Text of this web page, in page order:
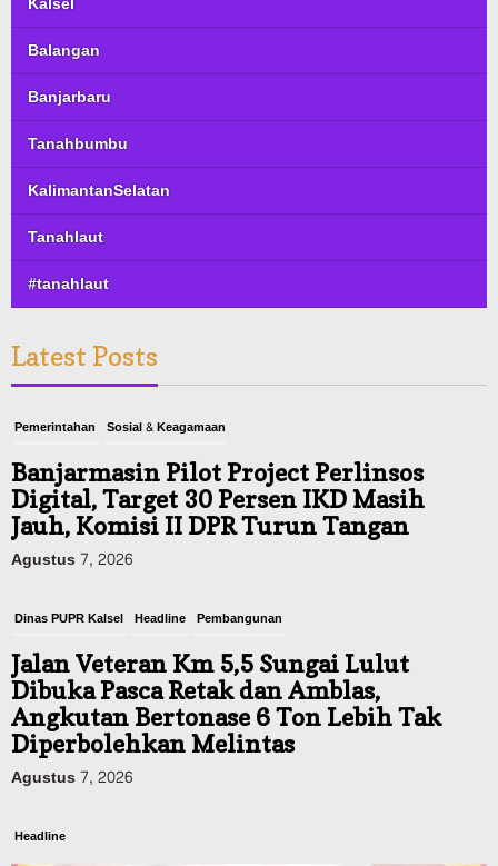
Balangan
Banjarbaru
Tanahbumbu
KalimantanSelatan
Tanahlaut
#tanahlaut
Latest Posts
Pemerintahan Sosial & Keagamaan
Banjarmasin Pilot Project Perlinsos
Digital, Target 30 Persen IKD Masih
Jauh, Komisi II DPR Turun Tangan
Agustus 7, 2026
Dinas PUPR Kalsel Headline Pembangunan
Jalan Veteran Km 5,5 Sungai Lulut
Dibuka Pasca Retak dan Amblas,
Angkutan Bertonase 6 Ton Lebih Tak
Diperbolehkan Melintas
Agustus 7, 2026
Headline